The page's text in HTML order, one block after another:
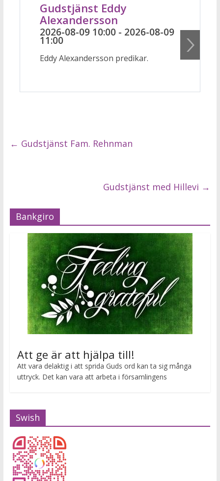
Gudstjänst Eddy
Alexandersson
2026-08-09 10:00 - 2026-08-09
11:00
Eddy Alexandersson predikar.
← Gudstjänst Fam. Rehnman
Gudstjänst med Hillevi →
Bankgiro
Att ge är att hjälpa till!
Att vara delaktig i att sprida Guds ord kan ta sig många
uttryck. Det kan vara att arbeta i församlingens
Swish